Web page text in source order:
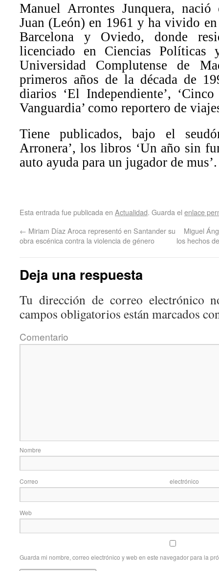
Manuel Arrontes Junquera,
Juan (León) en 1961 y ha vivido
Barcelona y Oviedo, donde
licenciado en Ciencias
Universidad Complutense de
primeros años de la década de
diarios ‘El Independiente’,
Vanguardia’ como reportero de
Tiene publicados, bajo el
Arronera’, los libros ‘Un año sin
auto ayuda para un jugador de mus’.
Esta entrada fue publicada en Actualidad. Guarda el enlace
← Miriam Díaz Aroca representó en Santander su
obra escénica contra la violencia de género
Miguel
los hechos
Deja una respuesta
Tu dirección de correo electrónico
campos obligatorios están marcados
Correo
Web
Guarda mi nombre, correo electrónico y web en este navegador para la